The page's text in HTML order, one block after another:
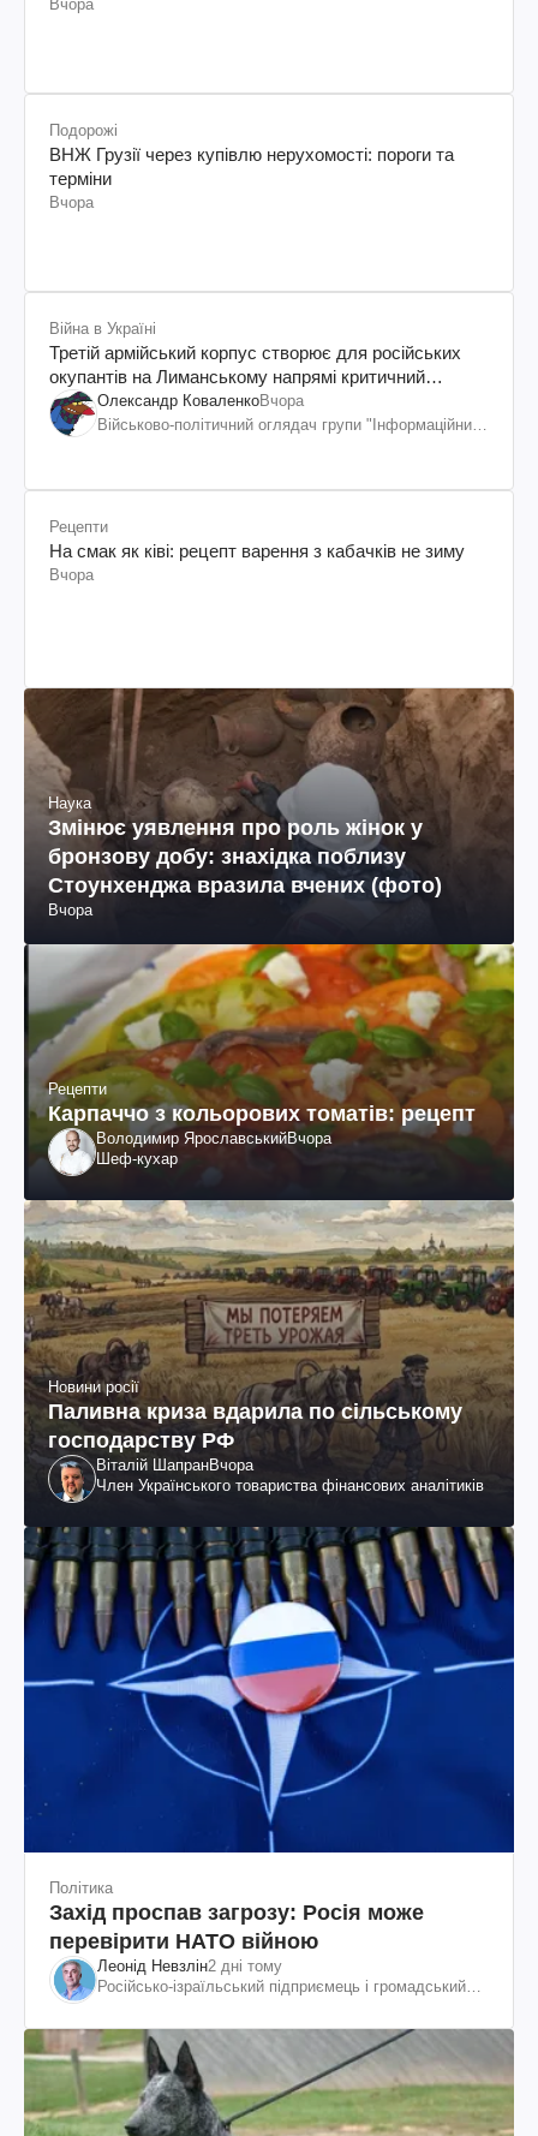
Вчора
Подорожі
ВНЖ Грузії через купівлю нерухомості: пороги та
терміни
Вчора
Війна в Україні
Третій армійський корпус створює для російських
окупантів на Лиманському напрямі критичний
дискомфорт: як це вдалося
Олександр КоваленкоВчора
Військово-політичний оглядач групи "Інформаційний
Рецепти
На смак як ківі: рецепт варення з кабачків не зиму
Вчора
Наука
Змінює уявлення про роль жінок у
бронзову добу: знахідка поблизу
Стоунхенджа вразила вчених (фото)
Вчора
Рецепти
Карпаччо з кольорових томатів: рецепт
Володимир ЯрославськийВчора
Шеф-кухар
Новини росії
Паливна криза вдарила по сільському
господарству РФ
Віталій ШапранВчора
Член Українського товариства фінансових аналітиків
Політика
Захід проспав загрозу: Росія може
перевірити НАТО війною
Леонід Невзлін2 дні тому
Російсько-ізраїльський підприємець і громадський